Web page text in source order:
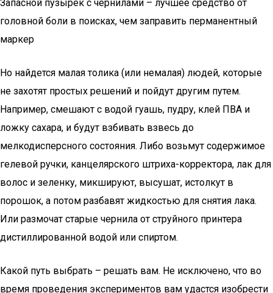
Запасной пузырек с чернилами – лучшее средство от
головной боли в поисках, чем заправить перманентный
маркер
Но найдется малая толика (или немалая) людей, которые
не захотят простых решений и пойдут другим путем.
Например, смешают с водой гуашь, пудру, клей ПВА и
ложку сахара, и будут взбивать взвесь до
мелкодисперсного состояния. Либо возьмут содержимое
гелевой ручки, канцелярского штриха-корректора, лак для
волос и зеленку, микшируют, высушат, истолкут в
порошок, а потом разбавят жидкостью для снятия лака.
Или размочат старые чернила от струйного принтера
дистиллированной водой или спиртом.
Какой путь выбрать – решать вам. Не исключено, что во
время проведения экспериментов вам удастся изобрести